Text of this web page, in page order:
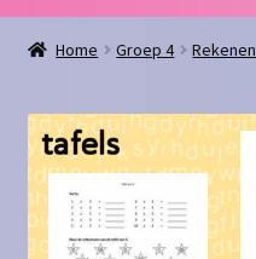
Home
Algemene voorwaarden
Blog
Home Groep 4 Rekenen